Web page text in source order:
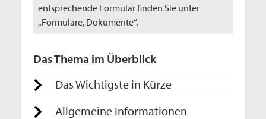
entsprechende Formular finden Sie unter
„Formulare, Dokumente“.
Das Thema im Überblick
Das Wichtigste in Kürze
Allgemeine Informationen